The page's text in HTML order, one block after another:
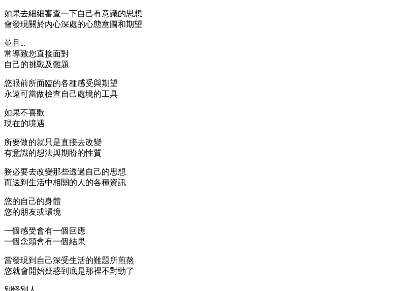
如果去細細審查一下自己有意識的思想
會發現關於內心深處的心態意圖和期望
並且…
常導致您直接面對
自己的挑戰及難題
您眼前所面臨的各種感受與期望
永遠可當做檢查自己處境的工具
如果不喜歡
現在的境遇
所要做的就只是直接去改變
有意識的想法與期盼的性質
務必要去改變那些透過自己的思想
而送到生活中相關的人的各種資訊
您的自己的身體
您的朋友或環境
一個感受會有一個回應
一個念頭會有一個結果
當發現到自己深受生活的難題所煎熬
您就會開始疑惑到底是那裡不對勁了